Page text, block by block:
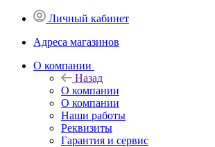
Личный кабинет
Адреса магазинов
O компании
Назад
O компании
О компании
Наши работы
Реквизиты
Гарантия и сервис